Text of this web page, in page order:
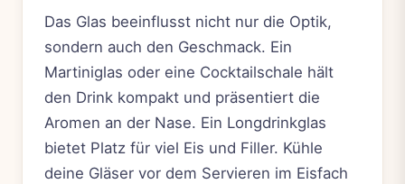
Das Glas beeinflusst nicht nur die Optik,
sondern auch den Geschmack. Ein
Martiniglas oder eine Cocktailschale hält
den Drink kompakt und präsentiert die
Aromen an der Nase. Ein Longdrinkglas
bietet Platz für viel Eis und Filler. Kühle
deine Gläser vor dem Servieren im Eisfach